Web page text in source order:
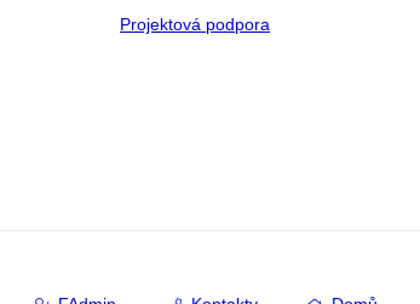
Projektová podpora